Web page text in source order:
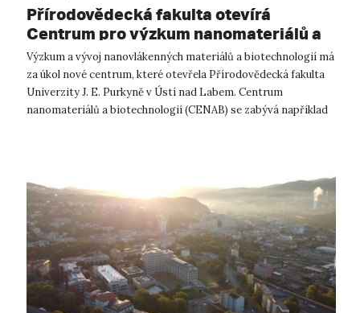
Přírodovědecká fakulta otevírá
Centrum pro výzkum nanomateriálů a
biotechnologií
Výzkum a vývoj nanovlákenných materiálů a biotechnologií má
za úkol nové centrum, které otevřela Přírodovědecká fakulta
Univerzity J. E. Purkyně v Ústí nad Labem. Centrum
nanomateriálů a biotechnologií (CENAB) se zabývá například